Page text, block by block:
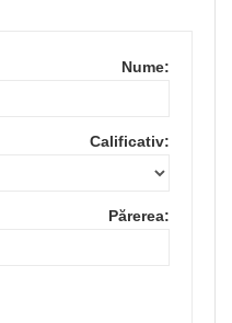
Nume:
Calificativ:
Părerea: